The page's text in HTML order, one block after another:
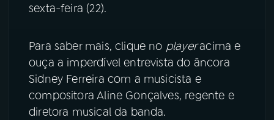
sexta-feira (22).
Para saber mais, clique no playeracima e
ouça a imperdível entrevista do âncora
Sidney Ferreira com a musicista e
compositora Aline Gonçalves, regente e
diretora musical da banda.